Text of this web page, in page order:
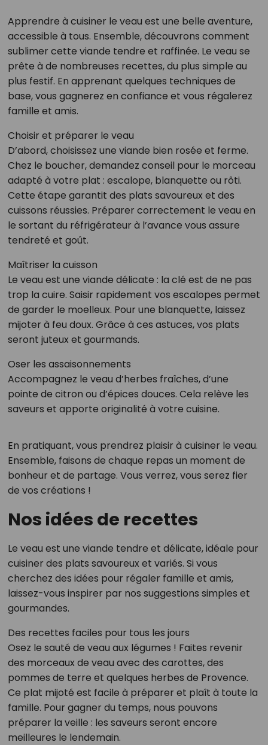
Apprendre à cuisiner le veau est une belle aventure,
accessible à tous. Ensemble, découvrons comment
sublimer cette viande tendre et raffinée. Le veau se
prête à de nombreuses recettes, du plus simple au
plus festif. En apprenant quelques techniques de
base, vous gagnerez en confiance et vous régalerez
famille et amis.
Choisir et préparer le veau
D’abord, choisissez une viande bien rosée et ferme.
Chez le boucher, demandez conseil pour le morceau
adapté à votre plat : escalope, blanquette ou rôti.
Cette étape garantit des plats savoureux et des
cuissons réussies. Préparer correctement le veau en
le sortant du réfrigérateur à l’avance vous assure
tendreté et goût.
Maîtriser la cuisson
Le veau est une viande délicate : la clé est de ne pas
trop la cuire. Saisir rapidement vos escalopes permet
de garder le moelleux. Pour une blanquette, laissez
mijoter à feu doux. Grâce à ces astuces, vos plats
seront juteux et gourmands.
Oser les assaisonnements
Accompagnez le veau d’herbes fraîches, d’une
pointe de citron ou d’épices douces. Cela relève les
saveurs et apporte originalité à votre cuisine.
En pratiquant, vous prendrez plaisir à cuisiner le veau.
Ensemble, faisons de chaque repas un moment de
bonheur et de partage. Vous verrez, vous serez fier
de vos créations !
Nos idées de recettes
Le veau est une viande tendre et délicate, idéale pour
cuisiner des plats savoureux et variés. Si vous
cherchez des idées pour régaler famille et amis,
laissez-vous inspirer par nos suggestions simples et
gourmandes.
Des recettes faciles pour tous les jours
Osez le sauté de veau aux légumes ! Faites revenir
des morceaux de veau avec des carottes, des
pommes de terre et quelques herbes de Provence.
Ce plat mijoté est facile à préparer et plaît à toute la
famille. Pour gagner du temps, nous pouvons
préparer la veille : les saveurs seront encore
meilleures le lendemain.